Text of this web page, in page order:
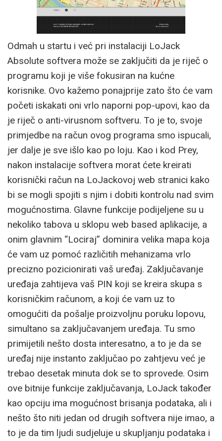
Odmah u startu i već pri instalaciji LoJack
Absolute softvera može se zaključiti da je riječ o
programu koji je više fokusiran na kućne
korisnike. Ovo kažemo ponajprije zato što će vam
početi iskakati oni vrlo naporni pop-upovi, kao da
je riječ o anti-virusnom softveru. To je to, svoje
primjedbe na račun ovog programa smo ispucali,
jer dalje je sve išlo kao po loju. Kao i kod Prey,
nakon instalacije softvera morat ćete kreirati
korisnički račun na LoJackovoj web stranici kako
bi se mogli spojiti s njim i dobiti kontrolu nad svim
mogućnostima. Glavne funkcije podijeljene su u
nekoliko tabova u sklopu web based aplikacije, a
onim glavnim “Lociraj” dominira velika mapa koja
će vam uz pomoć različitih mehanizama vrlo
precizno pozicionirati vaš uređaj. Zaključavanje
uređaja zahtijeva vaš PIN koji se kreira skupa s
korisničkim računom, a koji će vam uz to
omogućiti da pošalje proizvoljnu poruku lopovu,
simultano sa zaključavanjem uređaja. Tu smo
primijetili nešto dosta interesatno, a to je da se
uređaj nije instanto zaključao po zahtjevu već je
trebao desetak minuta dok se to sprovede. Osim
ove bitnije funkcije zaključavanja, LoJack također
kao opciju ima mogućnost brisanja podataka, ali i
nešto što niti jedan od drugih softvera nije imao, a
to je da tim ljudi sudjeluje u skupljanju podataka i